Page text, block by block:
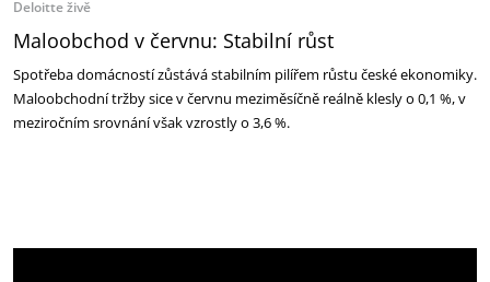
Deloitte živě
Maloobchod v červnu: Stabilní růst
Spotřeba domácností zůstává stabilním pilířem růstu české ekonomiky.
Maloobchodní tržby sice v červnu meziměsíčně reálně klesly o 0,1 %, v
meziročním srovnání však vzrostly o 3,6 %.